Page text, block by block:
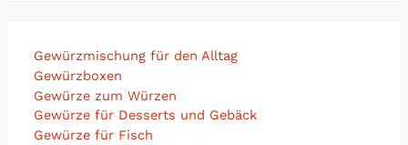
Gewürzmischung für den Alltag
Gewürzboxen
Gewürze zum Würzen
Gewürze für Desserts und Gebäck
Gewürze für Fisch